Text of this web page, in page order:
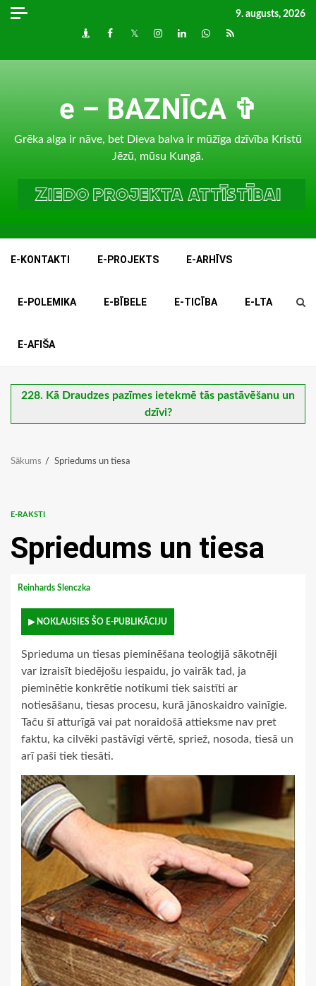
Skip
9. augusts, 2026
DraugiemFacebook
TwitterInstagram
LinkedInwhatsapp
RSS
e – BAZNĪCA ✞
Grēka alga ir nāve, bet Dieva balva ir mūžīga dzīvība Kristū
Jēzū, mūsu Kungā.
E-KONTAKTI E-PROJEKTS E-ARHĪVS
E-POLEMIKA E-BĪBELE E-TICĪBA E-LTA
E-AFIŠA
228. Kā Draudzes pazīmes ietekmē tās pastāvēšanu un
dzīvi?
Sākums Spriedums un tiesa
E-RAKSTI
Spriedums un tiesa
Reinhards Slenczka
▶ NOKLAUSIES ŠO E-PUBLIKĀCIJU
Sprieduma un tiesas pieminēšana teoloģijā sākotnēji
var izraisīt biedējošu iespaidu, jo vairāk tad, ja
pieminētie konkrētie notikumi tiek saistīti ar
notiesāšanu, tiesas procesu, kurā jānoskaidro vainīgie.
Taču šī atturīgā vai pat noraidošā attieksme nav pret
faktu, ka cilvēki pastāvīgi vērtē, spriež, nosoda, tiesā un
arī paši tiek tiesāti.